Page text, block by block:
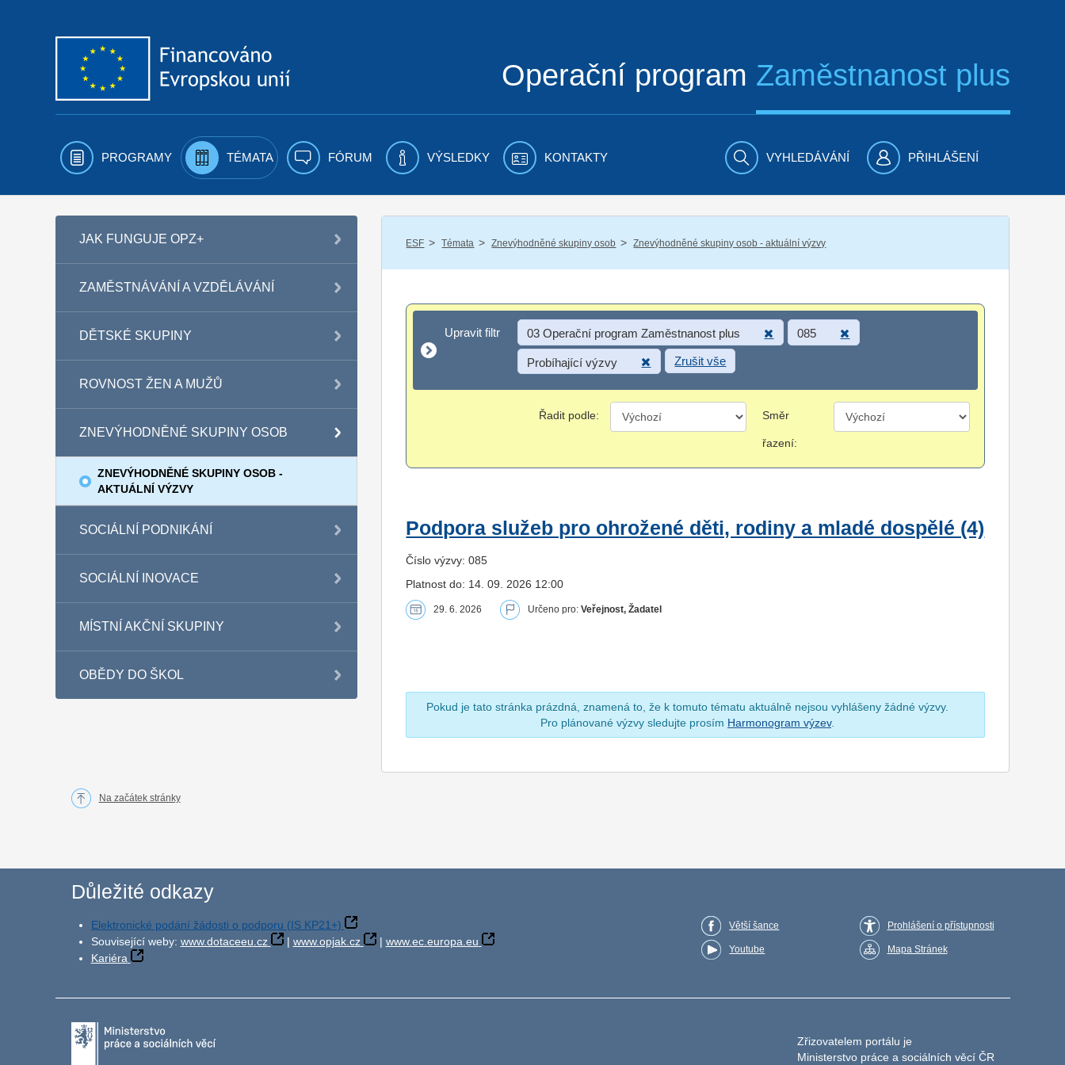
Operační program Zaměstnanost plus
PROGRAMY TÉMATA FÓRUM VÝSLEDKY KONTAKTY VYHLEDÁVÁNÍ PŘIHLÁŠENÍ
JAK FUNGUJE OPZ+
ZAMĚSTNÁVÁNÍ A VZDĚLÁVÁNÍ
DĚTSKÉ SKUPINY
ROVNOST ŽEN A MUŽŮ
ZNEVÝHODNĚNÉ SKUPINY OSOB
ZNEVÝHODNĚNÉ SKUPINY OSOB -
AKTUÁLNÍ VÝZVY
SOCIÁLNÍ PODNIKÁNÍ
SOCIÁLNÍ INOVACE
MÍSTNÍ AKČNÍ SKUPINY
OBĚDY DO ŠKOL
ESF / Témata / Znevýhodněné skupiny osob / Znevýhodněné skupiny osob - aktuální výzvy
Upravit filtr
Upravit filtr 03 Operační program Zaměstnanost plus 085
Probíhající výzvy Zrušit vše
Řadit podle: Směr
řazení:
Podpora služeb pro ohrožené děti, rodiny a mladé dospělé (4)
Číslo výzvy: 085
Platnost do: 14. 09. 2026 12:00
29. 6. 2026 Určeno pro:Veřejnost, Žadatel
Pokud je tato stránka prázdná, znamená to, že k tomuto tématu aktuálně nejsou vyhlášeny žádné výzvy.
Pro plánované výzvy sledujte prosím Harmonogram výzev.
Na začátek stránky
Důležité odkazy
Elektronické podání žádosti o podporu (IS KP21+)
Související weby: www.dotaceeu.cz | www.opjak.cz | www.ec.europa.eu
Kariéra
Větší šance
Youtube
Prohlášení o přístupnosti
Mapa Stránek
Zřizovatelem portálu je
Ministerstvo práce a sociálních věcí ČR